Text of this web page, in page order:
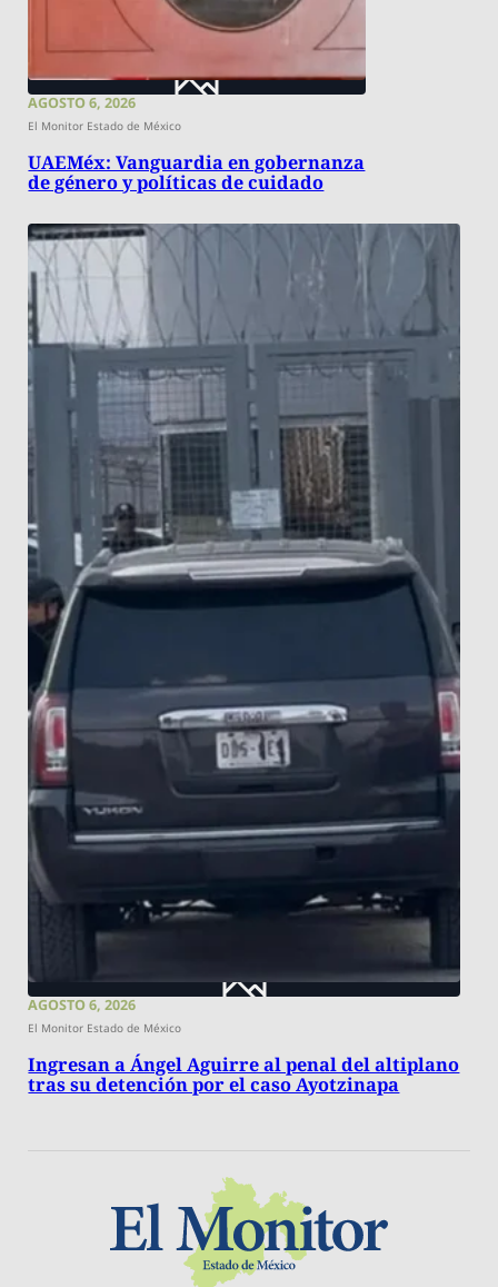
AGOSTO 6, 2026
El Monitor Estado de México
UAEMéx: Vanguardia en gobernanza
de género y políticas de cuidado
AGOSTO 6, 2026
El Monitor Estado de México
Ingresan a Ángel Aguirre al penal del altiplano
tras su detención por el caso Ayotzinapa